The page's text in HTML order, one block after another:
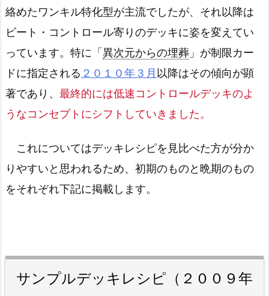
絡めたワンキル特化型が主流でしたが、それ以降は
ビート・コントロール寄りのデッキに姿を変えてい
っています。特に「 異次元からの埋葬 」が制限カー
ドに指定される ２０１０年３月 以降はその傾向が顕
著であり、 最終的には低速コントロールデッキのよ
うなコンセプトにシフトしていきました。
これについてはデッキレシピを見比べた方が分か
りやすいと思われるため、初期のものと晩期のもの
をそれぞれ下記に掲載します。
サンプルデッキレシピ（２００９年